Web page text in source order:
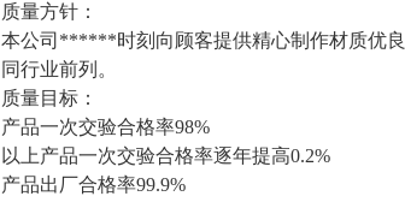
质量方针：
本公司******时刻向顾客提供精心制作材质优
同行业前列。
质量目标：
产品一次交验合格率98%
以上产品一次交验合格率逐年提高0.2%
产品出厂合格率99.9%